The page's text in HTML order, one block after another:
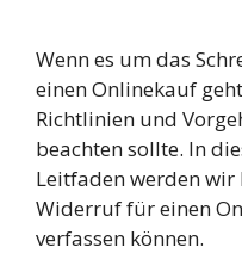
Wenn es um das
einen Onlinekauf
Richtlinien und
beachten sollte. In
Leitfaden werden wir
Widerruf für einen
verfassen können.